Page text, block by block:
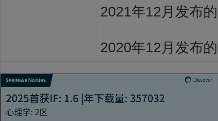
2021年12月发布
2020年12月发布